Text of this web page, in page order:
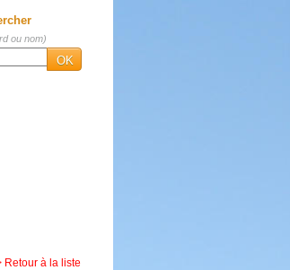
ou nom)
OK
Retour à la liste